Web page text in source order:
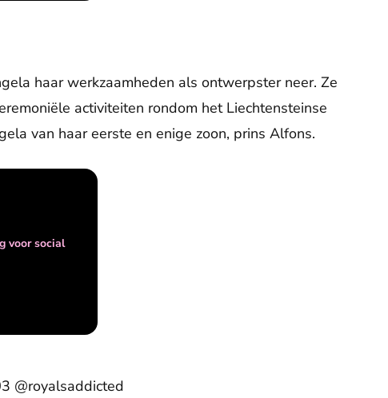
haar werkzaamheden als ontwerpster neer. Ze
activiteiten rondom het Liechtensteinse
van haar eerste en enige zoon, prins Alfons.
voor social
@royalsaddicted